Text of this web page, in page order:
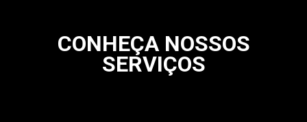
CONHEÇA NOSSOS
SERVIÇOS